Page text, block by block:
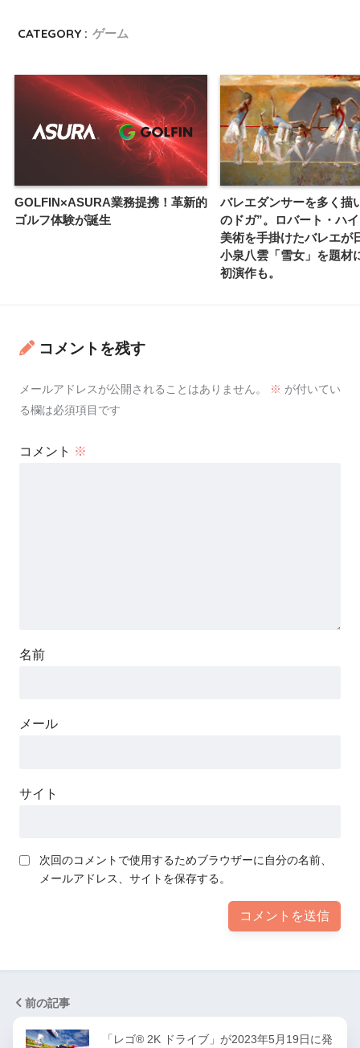
CATEGORY : ゲーム
GOLFIN×ASURA業務提携！革新的
ゴルフ体験が誕生
バレエダンサーを多く描
のドガ”。ロバート・ハ
美術を手掛けたバレエが
小泉八雲「雪女」を題材
初演作も。
コメントを残す
メールアドレスが公開されることはありません。 ※ が付いてい
る欄は必須項目です
コメント ※
名前
メール
サイト
次回のコメントで使用するためブラウザーに自分の名前、
メールアドレス、サイトを保存する。
前の記事
「レゴ® 2K ドライブ」が2023年5月19日に発